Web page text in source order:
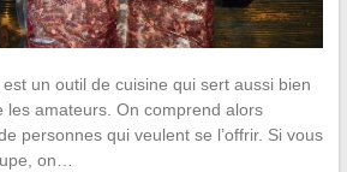
un outil de cuisine qui sert aussi bien
les amateurs. On comprend alors
personnes qui veulent se l’offrir. Si vous
on…